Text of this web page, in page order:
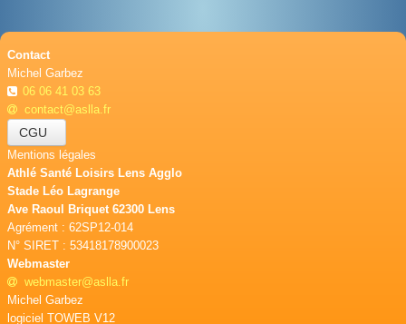
DONS
Contact
Michel Garbez
06 06 41 03 63
contact@aslla.fr
CGU
Mentions légales
Athlé Santé Loisirs Lens Agglo
Stade Léo Lagrange
Ave Raoul Briquet 62300 Lens
Agrément : 62SP12-014
N° SIRET : 53418178900023
Webmaster
webmaster@aslla.fr
Michel Garbez
logiciel TOWEB V12